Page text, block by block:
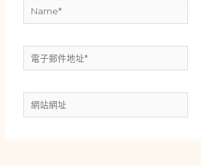
Name*
電
子
件
地
網
站